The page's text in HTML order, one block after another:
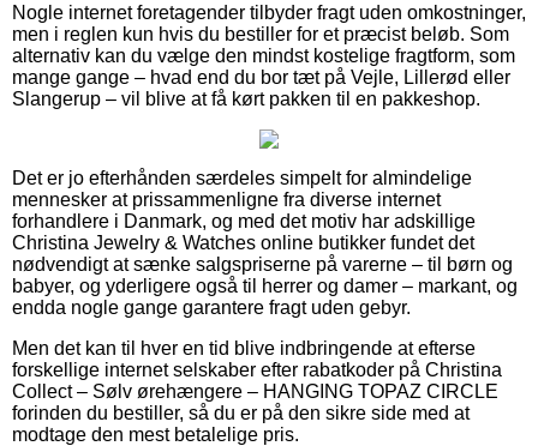
Nogle internet foretagender tilbyder fragt uden omkostninger,
men i reglen kun hvis du bestiller for et præcist beløb. Som
alternativ kan du vælge den mindst kostelige fragtform, som
mange gange – hvad end du bor tæt på Vejle, Lillerød eller
Slangerup – vil blive at få kørt pakken til en pakkeshop.
Det er jo efterhånden særdeles simpelt for almindelige
mennesker at prissammenligne fra diverse internet
forhandlere i Danmark, og med det motiv har adskillige
Christina Jewelry & Watches online butikker fundet det
nødvendigt at sænke salgspriserne på varerne – til børn og
babyer, og yderligere også til herrer og damer – markant, og
endda nogle gange garantere fragt uden gebyr.
Men det kan til hver en tid blive indbringende at efterse
forskellige internet selskaber efter rabatkoder på Christina
Collect – Sølv ørehængere – HANGING TOPAZ CIRCLE
forinden du bestiller, så du er på den sikre side med at
modtage den mest betalelige pris.